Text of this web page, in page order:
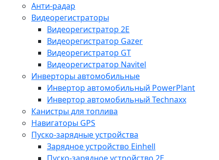
Анти-радар
Видеорегистраторы
Видеорегистратор 2E
Видеорегистратор Gazer
Видеорегистратор GT
Видеорегистратор Navitel
Инверторы автомобильные
Инвертор автомобильный PowerPlant
Инвертор автомобильный Technaxx
Канистры для топлива
Навигаторы GPS
Пуско-зарядные устройства
Зарядное устройство Einhell